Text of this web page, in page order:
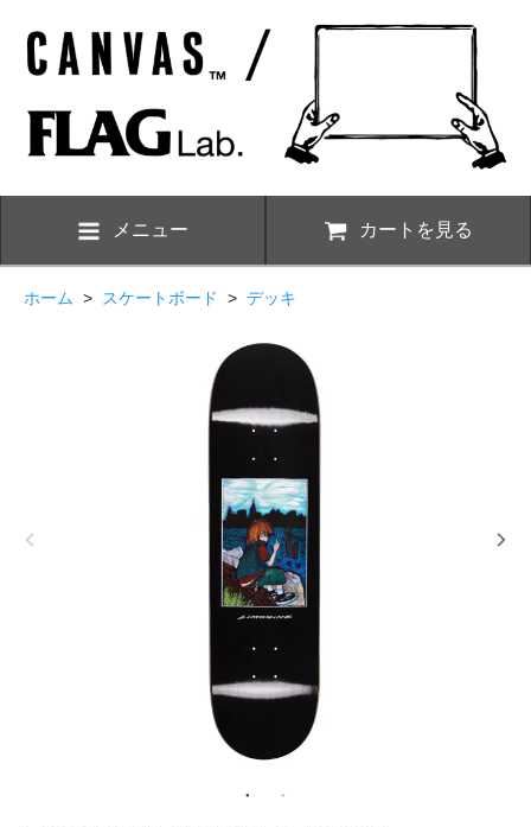
メニュー カートを見る
ホーム > スケートボード > デッキ